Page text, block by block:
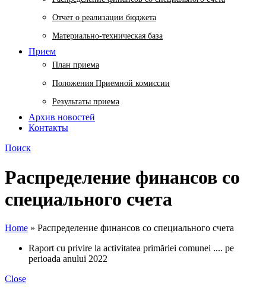
Отчет о реализации бюджета
Материально-техническая база
Прием
План приема
Положения Приемной комиссии
Результаты приема
Архив новостей
Контакты
Поиск
Распределение финансов со
специального счета
Home » Распределение финансов со специального счета
Raport cu privire la activitatea primăriei comunei .... pe
perioada anului 2022
Close